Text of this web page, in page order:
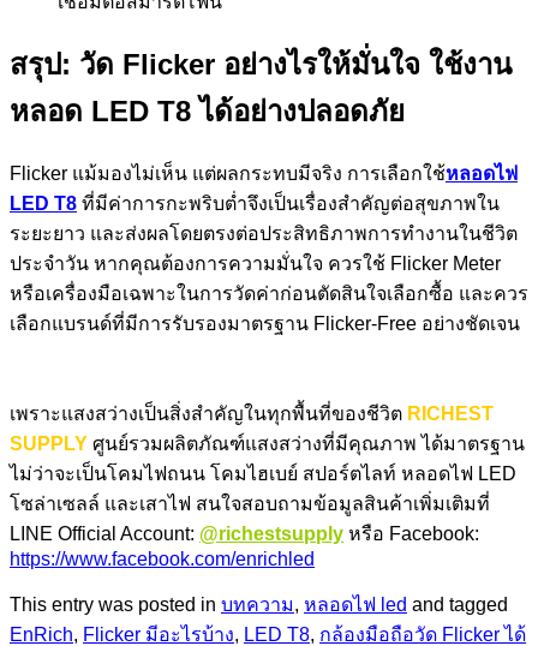
สรุป: วัด Flicker อย่างไรให้มั่นใจ ใช้งาน
หลอด LED T8 ได้อย่างปลอดภัย
Flicker แม้มองไม่เห็น แต่ผลกระทบมีจริง การเลือกใช้หลอดไฟ
LED T8 ที่มีค่าการกะพริบต่ำจึงเป็นเรื่องสำคัญต่อสุขภาพใน
ระยะยาว และส่งผลโดยตรงต่อประสิทธิภาพการทำงานในชีวิต
ประจำวัน หากคุณต้องการความมั่นใจ ควรใช้ Flicker Meter
หรือเครื่องมือเฉพาะในการวัดค่าก่อนตัดสินใจเลือกซื้อ และควร
เลือกแบรนด์ที่มีการรับรองมาตรฐาน Flicker-Free อย่างชัดเจน
เพราะแสงสว่างเป็นสิ่งสำคัญในทุกพื้นที่ของชีวิต RICHEST
SUPPLY ศูนย์รวมผลิตภัณฑ์แสงสว่างที่มีคุณภาพ ได้มาตรฐาน
ไม่ว่าจะเป็นโคมไฟถนน โคมไฮเบย์ สปอร์ตไลท์ หลอดไฟ LED
โซล่าเซลล์ และเสาไฟ สนใจสอบถามข้อมูลสินค้าเพิ่มเติมที่
LINE Official Account: @richestsupply หรือ Facebook:
https://www.facebook.com/enrichled
This entry was posted in บทความ, หลอดไฟ led and tagged
EnRich, Flicker มีอะไรบ้าง, LED T8, กล้องมือถือวัด Flicker ได้